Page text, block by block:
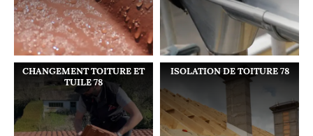
CHANGEMENT TOITURE ET
TUILE 78
ISOLATION DE TOITURE 78